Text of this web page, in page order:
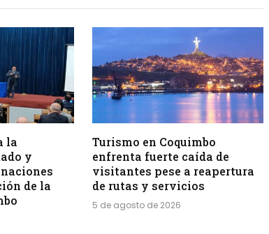
la
y
de la
Turismo en Coquimbo
enfrenta fuerte caída de
visitantes pese a reapertura
de rutas y servicios
5 de agosto de 2026